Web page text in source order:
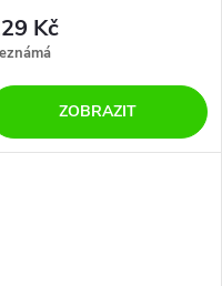
Kč
ZOBRAZIT